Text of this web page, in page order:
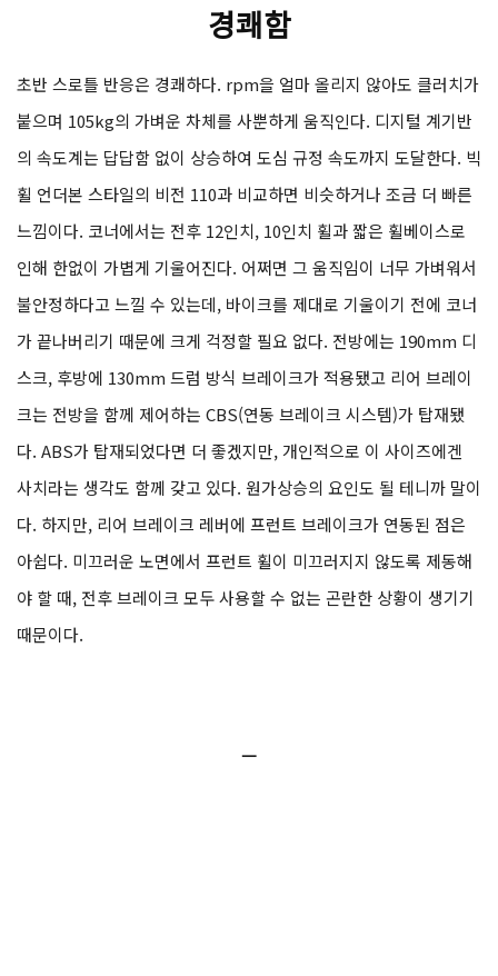
경쾌함
초반 스로틀 반응은 경쾌하다. rpm을 얼마 올리지 않아도 클러치가
붙으며 105kg의 가벼운 차체를 사뿐하게 움직인다. 디지털 계기반
의 속도계는 답답함 없이 상승하여 도심 규정 속도까지 도달한다. 빅
휠 언더본 스타일의 비전 110과 비교하면 비슷하거나 조금 더 빠른
느낌이다. 코너에서는 전후 12인치, 10인치 휠과 짧은 휠베이스로
인해 한없이 가볍게 기울어진다. 어쩌면 그 움직임이 너무 가벼워서
불안정하다고 느낄 수 있는데, 바이크를 제대로 기울이기 전에 코너
가 끝나버리기 때문에 크게 걱정할 필요 없다. 전방에는 190mm 디
스크, 후방에 130mm 드럼 방식 브레이크가 적용됐고 리어 브레이
크는 전방을 함께 제어하는 CBS(연동 브레이크 시스템)가 탑재됐
다. ABS가 탑재되었다면 더 좋겠지만, 개인적으로 이 사이즈에겐
사치라는 생각도 함께 갖고 있다. 원가상승의 요인도 될 테니까 말이
다. 하지만, 리어 브레이크 레버에 프런트 브레이크가 연동된 점은
아쉽다. 미끄러운 노면에서 프런트 휠이 미끄러지지 않도록 제동해
야 할 때, 전후 브레이크 모두 사용할 수 없는 곤란한 상황이 생기기
때문이다.
ㅡ